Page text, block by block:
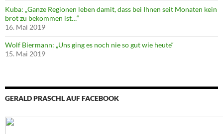
Kuba: „Ganze Regionen leben damit, dass bei Ihnen seit Monaten kein
brot zu bekommen ist…“
16. Mai 2019
Wolf Biermann: „Uns ging es noch nie so gut wie heute“
15. Mai 2019
GERALD PRASCHL AUF FACEBOOK